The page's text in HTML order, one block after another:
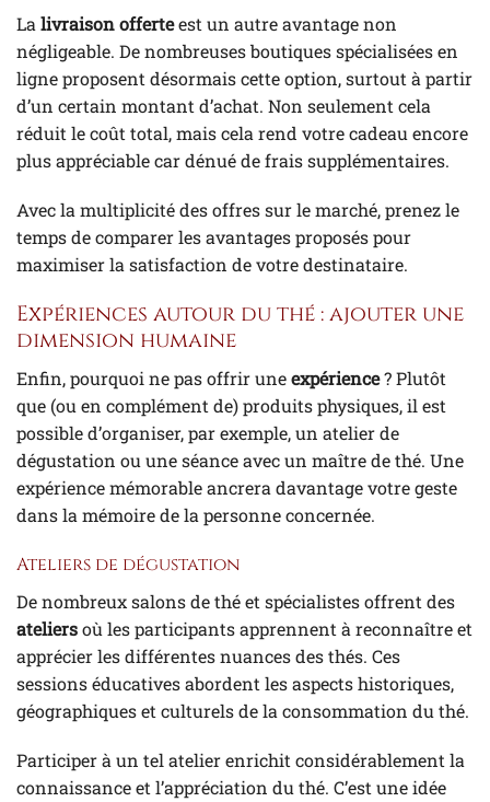
La livraison offerteest un autre avantage non
négligeable. De nombreuses boutiques spécialisées en
ligne proposent désormais cette option, surtout à partir
d’un certain montant d’achat. Non seulement cela
réduit le coût total, mais cela rend votre cadeau encore
plus appréciable car dénué de frais supplémentaires.
Avec la multiplicité des offres sur le marché, prenez le
temps de comparer les avantages proposés pour
maximiser la satisfaction de votre destinataire.
Expériences autour du thé : ajouter une
dimension humaine
Enfin, pourquoi ne pas offrir uneexpérience? Plutôt
que (ou en complément de) produits physiques, il est
possible d’organiser, par exemple, un atelier de
dégustation ou une séance avec un maître de thé. Une
expérience mémorable ancrera davantage votre geste
dans la mémoire de la personne concernée.
Ateliers de dégustation
De nombreux salons de thé et spécialistes offrent des
ateliersoù les participants apprennent à reconnaître et
apprécier les différentes nuances des thés. Ces
sessions éducatives abordent les aspects historiques,
géographiques et culturels de la consommation du thé.
Participer à un tel atelier enrichit considérablement la
connaissance et l’appréciation du thé. C’est une idée